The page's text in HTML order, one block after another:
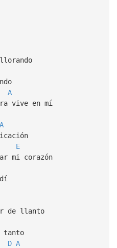
A
vive en mí
A
E
mi corazón
de llanto
tanto
D A